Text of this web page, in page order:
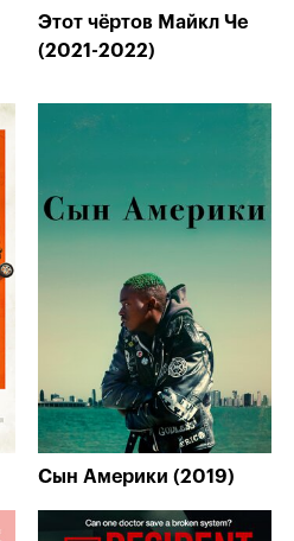
Этот чёртов Майкл Че
(2021-2022)
Сын Америки (2019)